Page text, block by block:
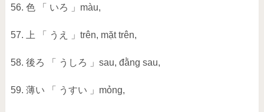
56. 色 「 いろ 」màu,
57. 上 「 うえ 」trên, mặt trên,
58. 後ろ 「 うしろ 」sau, đằng sau,
59. 薄い 「 うすい 」mỏng,